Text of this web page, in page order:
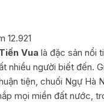
12.921
Vualà đặc sản nổi
nhiều người biết đến.
tiện, chuối Ngự Hà
mọi miền đất nước,